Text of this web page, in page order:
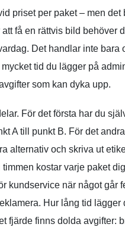
priset per paket – men
få en rättvis bild behöver
Det handlar inte bara
tid du lägger på
som kan dyka upp.
För det första har du
A till punkt B. För det
alternativ och skriva ut
kostar varje paket
kundservice när något går
Hur lång tid lägger
fjärde finns dolda avgifter: